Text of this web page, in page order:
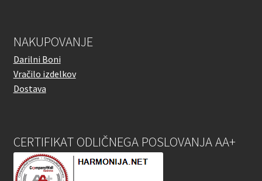
NAKUPOVANJE
Darilni Boni
Vračilo izdelkov
Dostava
CERTIFIKAT ODLIČNEGA POSLOVANJA AA+